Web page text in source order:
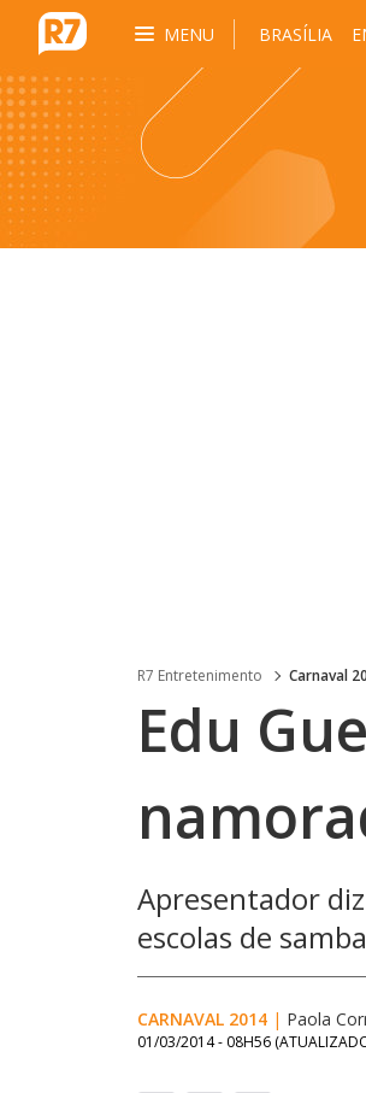
MENU BRASÍLIA
R7 Entretenimento Carnaval
Edu
Apresentador
escolas de
CARNAVAL 2014 | Paola
01/03/2014 - 08H56